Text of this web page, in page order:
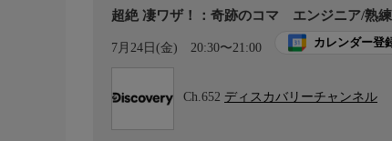
超絶 凄ワザ！：奇跡のコマ エンジニア/熟
7月24日(金) 20:30〜21:00 カレンダー登
Ch.652 ディスカバリーチャンネル